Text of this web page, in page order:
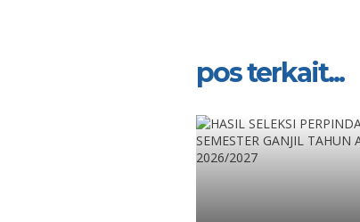
pos terkait...